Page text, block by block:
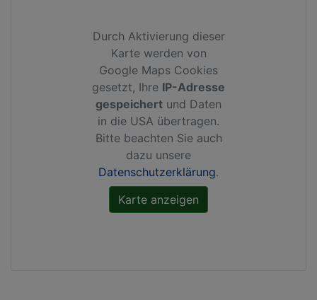
Durch Aktivierung dieser
Karte werden von
Google Maps Cookies
gesetzt, Ihre IP-Adresse
gespeichert und Daten
in die USA übertragen.
Bitte beachten Sie auch
dazu unsere
Datenschutzerklärung.